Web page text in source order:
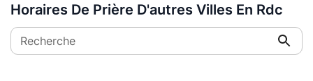
Horaires De Prière D'autres Villes En Rdc
Recherche